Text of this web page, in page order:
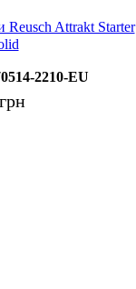
Reusch Attrakt Starter
2210-EU
грн